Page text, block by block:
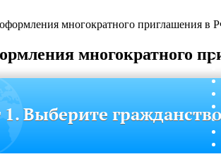
многократного приглашения в
многократного
Выберите гражданство